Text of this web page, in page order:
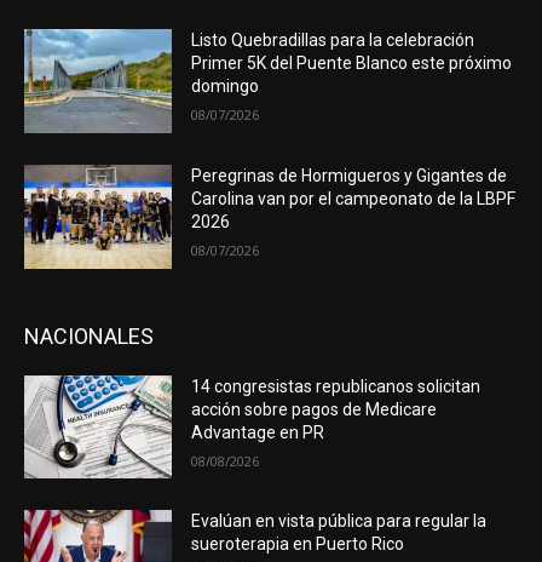
Listo Quebradillas para la celebración
Primer 5K del Puente Blanco este próximo
domingo
08/07/2026
Peregrinas de Hormigueros y Gigantes de
Carolina van por el campeonato de la LBPF
2026
08/07/2026
NACIONALES
14 congresistas republicanos solicitan
acción sobre pagos de Medicare
Advantage en PR
08/08/2026
Evalúan en vista pública para regular la
sueroterapia en Puerto Rico